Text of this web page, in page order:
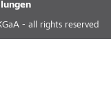
- all rights reserved